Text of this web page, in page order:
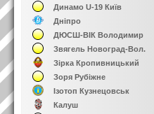
Динамо U-19 Київ
Дніпро
ДЮСШ-ВІК Володимир
Звягель Новоград-Вол.
Зірка Кропивницький
Зоря Рубіжне
Ізотоп Кузнецовськ
Калуш